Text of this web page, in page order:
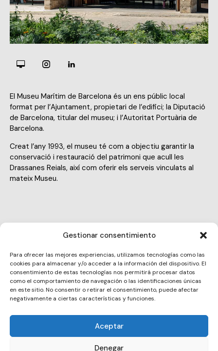
Gestionar consentimiento
Para ofrecer las mejores experiencias, utilizamos tecnologías como las
cookies para almacenar y/o acceder a la información del dispositivo. El
consentimiento de estas tecnologías nos permitirá procesar datos
como el comportamiento de navegación o las identificaciones únicas
en este sitio. No consentir o retirar el consentimiento, puede afectar
negativamente a ciertas características y funciones.
Aceptar
Denegar
El Museu Marítim de Barcelona és un ens públic local
format per l’Ajuntament, propietari de l’edifici; la Diputació
de Barcelona, titular del museu; i l’Autoritat Portuària de
Barcelona.
Creat l’any 1993, el museu té com a objectiu garantir la
conservació i restauració del patrimoni que acull les
Drassanes Reials, així com oferir els serveis vinculats al
mateix Museu.
E-
m
ail:
Ph
on
933 429 920
Ad
dr
es
Avinguda de les Drassanes, s/n 08001 Barcelona
Copyright © 2026. All rights reserved.